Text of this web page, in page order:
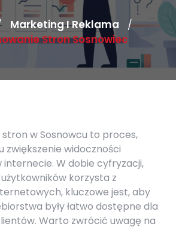
Marketing I Reklama /
Stron Sosnowiec
w Sosnowcu to proces,
zwiększenie widoczności
W dobie cyfryzacji,
korzysta z
kluczowe jest, aby
były łatwo dostępne dla
Warto zwrócić uwagę na